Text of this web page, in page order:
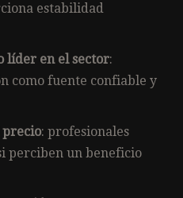
estabilidad
líder en el sector:
como fuente confiable y
precio: profesionales
perciben un beneficio